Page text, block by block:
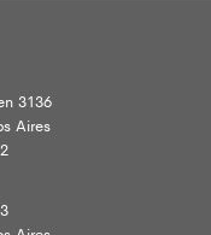
3136
Aires